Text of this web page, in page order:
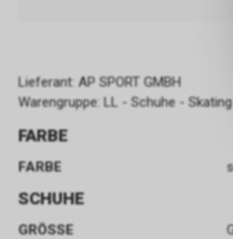
Lieferant: AP SPORT GMBH
Warengruppe: LL - Schuhe - Skating
FARBE
FARBE
SCHUHE
GRÖSSE